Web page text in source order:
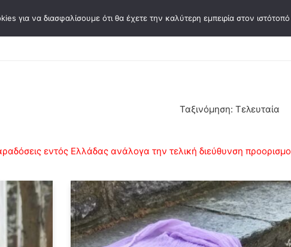
Συγγραφείς Κάρτες Ψυχοθεραπείας
Ταξινόμηση: Τελευταία
εντός Ελλάδας ανάλογα την τελική διεύθυνση
για να διασφαλίσουμε ότι θα έχετε την καλύτερη εμπειρία στον